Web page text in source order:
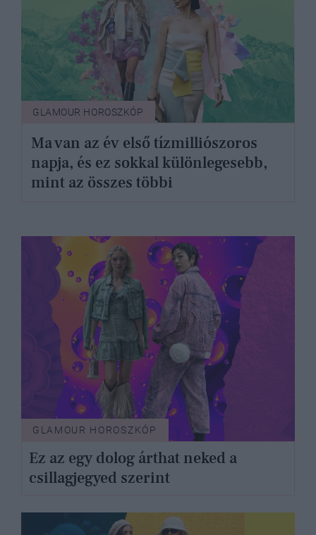
GLAMOUR HOROSZKÓP
Ma van az év első tízmilliószoros
napja, és ez sokkal különlegesebb,
mint az összes többi
GLAMOUR HOROSZKÓP
Ez az egy dolog árthat neked a
csillagjegyed szerint